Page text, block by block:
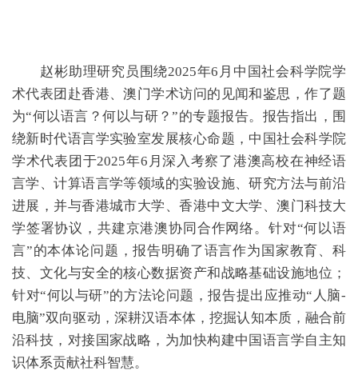
赵彬助理研究员围绕2025年6月中国社会科学院学
术代表团赴香港、澳门学术访问的见闻和鉴思，作了题
为“何以语言？何以与研？”的专题报告。报告指出，围
绕新时代语言学实验室发展核心命题，中国社会科学院
学术代表团于2025年6月深入考察了港澳高校在神经语
言学、计算语言学等领域的实验设施、研究方法与前沿
进展，并与香港城市大学、香港中文大学、澳门科技大
学签署协议，共建京港澳协同合作网络。针对“何以语
言”的本体论问题，报告明确了语言作为国家教育、科
技、文化与安全的核心数据资产和战略基础设施地位；
针对“何以与研”的方法论问题，报告提出应推动“人脑-
电脑”双向驱动，深耕汉语本体，挖掘认知本质，融合前
沿科技，对接国家战略，为加快构建中国语言学自主知
识体系贡献社科智慧。